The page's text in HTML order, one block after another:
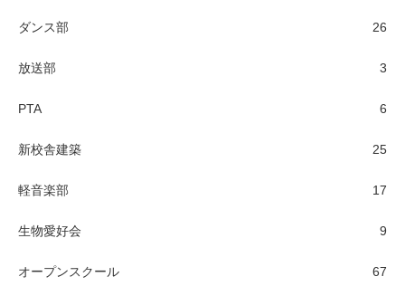
ダンス部 26
放送部 3
PTA 6
新校舎建築 25
軽音楽部 17
生物愛好会 9
オープンスクール 67